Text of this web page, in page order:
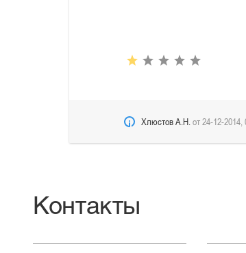
Хлюстов А.Н. от24-12-2014,
Контакты